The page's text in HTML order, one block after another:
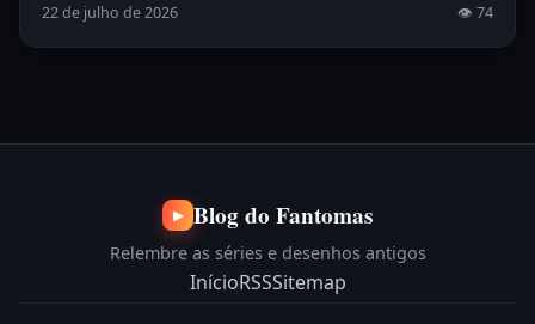
22 de julho de 2026 👁 74
▶ Blog do Fantomas
Relembre as séries e desenhos antigos
InícioRSSSitemap